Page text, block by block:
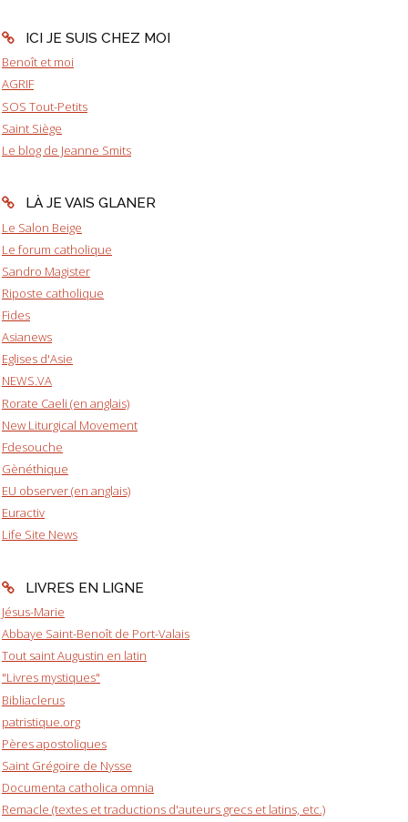
ICI JE SUIS CHEZ MOI
Benoît et moi
AGRIF
SOS Tout-Petits
Saint Siège
Le blog de Jeanne Smits
LÀ JE VAIS GLANER
Le Salon Beige
Le forum catholique
Sandro Magister
Riposte catholique
Fides
Asianews
Eglises d'Asie
NEWS.VA
Rorate Caeli (en anglais)
New Liturgical Movement
Fdesouche
Gènéthique
EU observer (en anglais)
Euractiv
Life Site News
LIVRES EN LIGNE
Jésus-Marie
Abbaye Saint-Benoît de Port-Valais
Tout saint Augustin en latin
"Livres mystiques"
Bibliaclerus
patristique.org
Pères apostoliques
Saint Grégoire de Nysse
Documenta catholica omnia
Remacle (textes et traductions d'auteurs grecs et latins, etc.)